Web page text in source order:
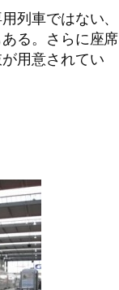
列車ではない、
る。さらに座席
用意されてい